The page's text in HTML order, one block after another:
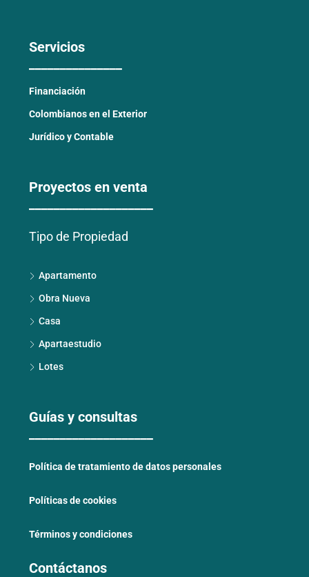
Servicios
Financiación
Colombianos en el Exterior
Jurídico y Contable
Proyectos en venta
Tipo de Propiedad
Apartamento
Obra Nueva
Casa
Apartaestudio
Lotes
Guías y consultas
Política de tratamiento de datos personales
Políticas de cookies
Términos y condiciones
Contáctanos